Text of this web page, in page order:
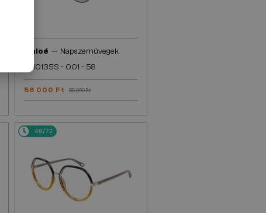
Chloé — Napszemüvegek
CH0135S - 001 - 58
56 000 Ft 85 000 Ft
48/72